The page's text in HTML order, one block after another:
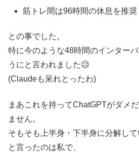
筋トレ間は96時間の休息を推奨
との事でした。
特に今のような48時間のインター
うにと言われました😥
(Claudeも呆れとったわ)
まあこれを持ってChatGPTがダメ
ません。
そもそも上半身・下半身に分解し
と言ったのは私で、